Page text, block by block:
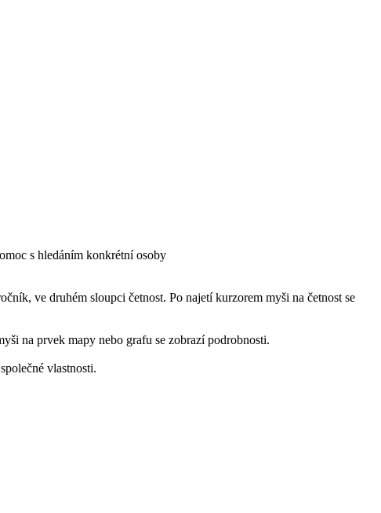
s hledáním konkrétní osoby
ve druhém sloupci četnost. Po najetí kurzorem myši na četnost se
na prvek mapy nebo grafu se zobrazí podrobnosti.
vlastnosti.